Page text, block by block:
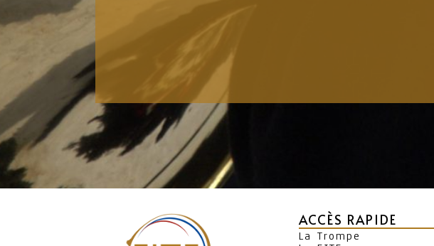
ACCÈS RAPIDE
La Trompe